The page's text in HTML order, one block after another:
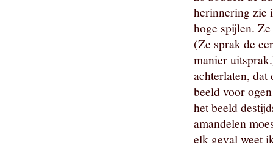
herinnering zie
hoge spijlen.
(Ze sprak de
manier
achterlaten, dat
beeld voor
het beeld
amandelen
elk geval weet